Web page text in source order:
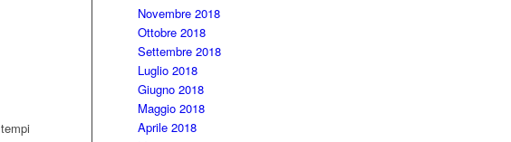
Novembre 2018
Ottobre 2018
Settembre 2018
Luglio 2018
Giugno 2018
Maggio 2018
Aprile 2018